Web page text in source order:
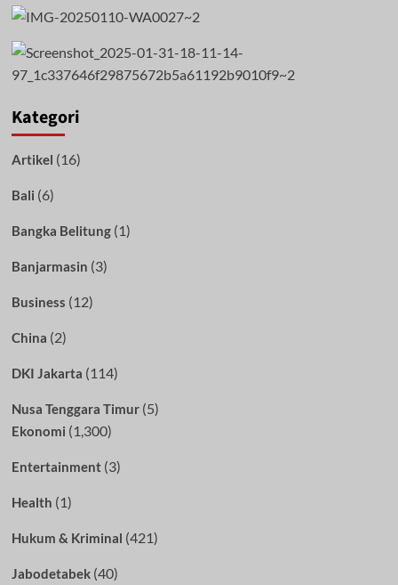
Kategori
Artikel (16)
Bali (6)
Bangka Belitung(1)
Banjarmasin (3)
Business (12)
China (2)
DKI Jakarta (114)
Nusa Tenggara Timur(5)
Ekonomi (1,300)
Entertainment(3)
Health (1)
Hukum & Kriminal (421)
Jabodetabek(40)